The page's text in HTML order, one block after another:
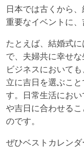
日本では古くから
重要なイベントに、
たとえば、結婚式
で、夫婦共に幸せな
ビジネスにおいて
立に吉日を選ぶこ
す。日常生活にお
や吉日に合わせる
のです。
ぜひベストカレンダ